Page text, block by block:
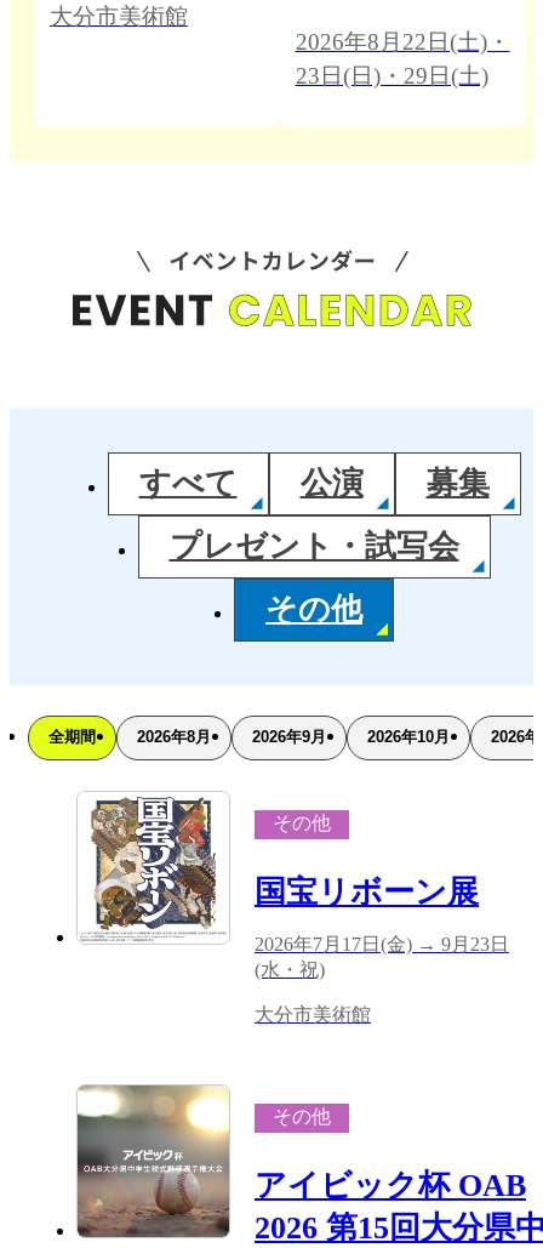
大分市美術館
2026年8月22日(土)・
23日(日)・29日(土)
すべて 公演
募集
プレゼント・試写会
その他
全期間 2026年8月 2026年9月 2026年10月 2026
その他
国宝リボーン展
2026年7月17日(金) → 9月23日
(水・祝)
大分市美術館
その他
アイビック杯 OAB
2026 第15回大分県